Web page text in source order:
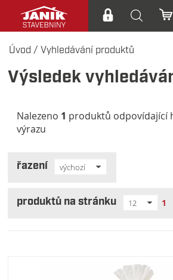
Úvod / Vyhledávání produktů
Výsledek
Nalezeno 1 produktů odpovídající
výrazu
řazení výchozí
produktů na stránku 12 1